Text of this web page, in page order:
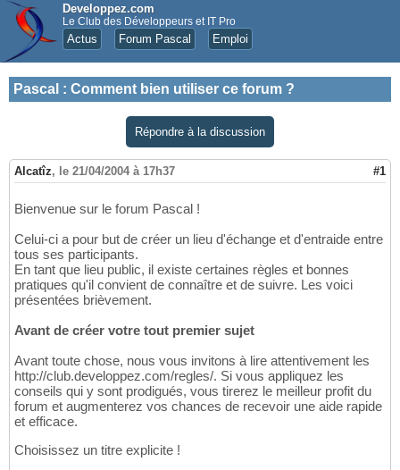
Developpez.com
Le Club des Développeurs et IT Pro
Actus Forum Pascal Emploi
Pascal : Comment bien utiliser ce forum ?
Répondre à la discussion
Alcatîz, le 21/04/2004 à 17h37 #1
Bienvenue sur le forum Pascal !
Celui-ci a pour but de créer un lieu d'échange et d'entraide entre
tous ses participants.
En tant que lieu public, il existe certaines règles et bonnes
pratiques qu'il convient de connaître et de suivre. Les voici
présentées brièvement.
Avant de créer votre tout premier sujet
Avant toute chose, nous vous invitons à lire attentivement les
http://club.developpez.com/regles/. Si vous appliquez les
conseils qui y sont prodigués, vous tirerez le meilleur profit du
forum et augmenterez vos chances de recevoir une aide rapide
et efficace.
Choisissez un titre explicite !